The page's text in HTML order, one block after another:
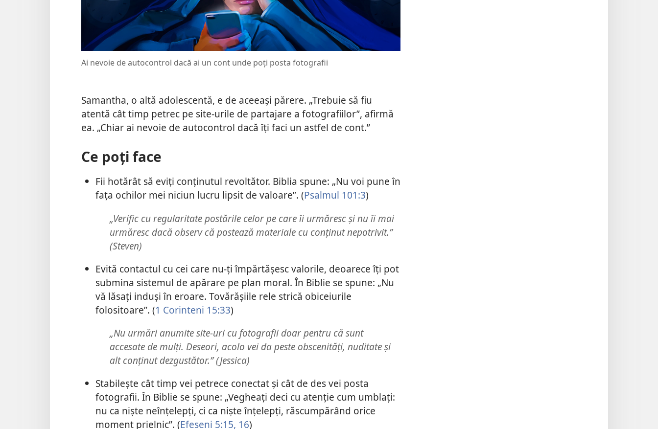
Ai nevoie de autocontrol dacă ai un cont unde poți posta fotografii
Samantha, o altă adolescentă, e de aceeași părere. „Trebuie să fiu
atentă cât timp petrec pe site-urile de partajare a fotografiilor”, afirmă
ea. „Chiar ai nevoie de autocontrol dacă îți faci un astfel de cont.”
Ce poți face
Fii hotărât să eviți conținutul revoltător. Biblia spune: „Nu voi pune în
fața ochilor mei niciun lucru lipsit de valoare”. (Psalmul 101:3)
„Verific cu regularitate postările celor pe care îi urmăresc și nu îi mai
urmăresc dacă observ că postează materiale cu conținut nepotrivit.”
(Steven)
Evită contactul cu cei care nu-ți împărtășesc valorile, deoarece îți pot
submina sistemul de apărare pe plan moral. În Biblie se spune: „Nu
vă lăsați induși în eroare. Tovărășiile rele strică obiceiurile
folositoare”. (1 Corinteni 15:33)
„Nu urmări anumite site-uri cu fotografii doar pentru că sunt
accesate de mulți. Deseori, acolo vei da peste obscenități, nuditate și
alt conținut dezgustător.” (Jessica)
Stabilește cât timp vei petrece conectat și cât de des vei posta
fotografii. În Biblie se spune: „Vegheați deci cu atenție cum umblați:
nu ca niște neînțelepți, ci ca niște înțelepți, răscumpărând orice
moment prielnic”. (Efeseni 5:15, 16)